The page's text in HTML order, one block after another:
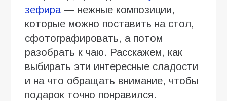
зефира— нежные композиции,
которые можно поставить на стол,
сфотографировать, а потом
разобрать к чаю. Расскажем, как
выбирать эти интересные сладости
и на что обращать внимание, чтобы
подарок точно понравился.